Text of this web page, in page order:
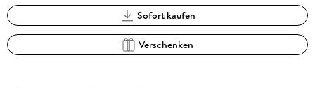
Sofort kaufen
Verschenken